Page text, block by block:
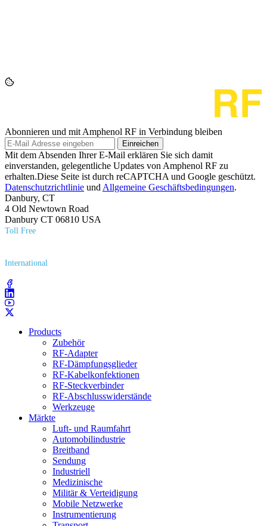
Abonnieren und mit Amphenol RF in Verbindung bleiben
Einreichen
Mit dem Absenden Ihrer E-Mail erklären Sie sich damit
einverstanden, gelegentliche Updates von Amphenol RF zu
erhalten.Diese Seite ist durch reCAPTCHA und Google geschützt.
Datenschutzrichtlinie und Allgemeine Geschäftsbedingungen.
Danbury, CT
4 Old Newtown Road
Danbury CT 06810 USA
Toll Free
International
Products
Zubehör
RF-Adapter
RF-Dämpfungsglieder
RF-Kabelkonfektionen
RF-Steckverbinder
RF-Abschlusswiderstände
Werkzeuge
Märkte
Luft- und Raumfahrt
Automobilindustrie
Breitband
Sendung
Industriell
Medizinische
Militär & Verteidigung
Mobile Netzwerke
Instrumentierung